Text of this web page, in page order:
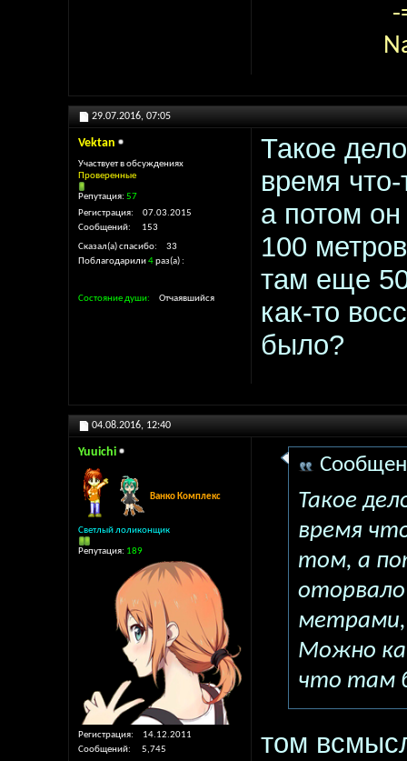
-
29.07.2016, 07:05
Vektan
Участвует в обсуждениях
Проверенные
Репутация: 57
Регистрация
07.03.2015
Сообщений
153
Сказал(а) спасибо
33
Поблагодарили4раз(а)
Состояние души Отчаявшийся
Такое
время
а потом он
100
там еще
как-то
было?
04.08.2016, 12:40
Yuuichi
Ванко Комплекс
Светлый лоликонщик
Репутация: 189
Регистрация
14.12.2011
Сообщений
5,745
Такое
время
том, а
метрами,
Можно
что там
том